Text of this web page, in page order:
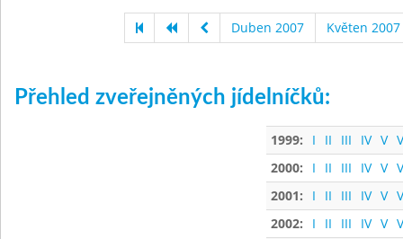
Duben 2007 Květen 2007
Přehled zveřejněných jídelníčků:
1999: I II III IV V
2000:
I II III IV V
2001:
I II III IV V
2002:
I II III IV V